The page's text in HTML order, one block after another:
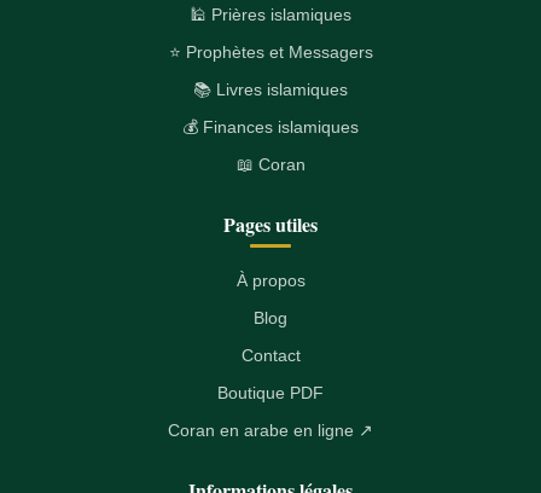
🕌 Prières islamiques
⭐ Prophètes et Messagers
📚 Livres islamiques
💰 Finances islamiques
📖 Coran
Pages utiles
À propos
Blog
Contact
Boutique PDF
Coran en arabe en ligne ↗